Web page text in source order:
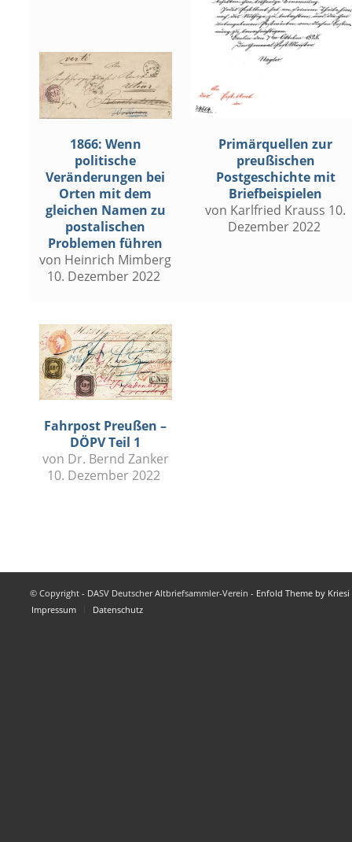
1866: Wenn
politische
Veränderungen bei
Orten mit dem
gleichen Namen zu
postalischen
Problemen führen
von Heinrich Mimberg
10. Dezember 2022
Primärquellen zur
preußischen
Postgeschichte mit
Briefbeispielen
von Karlfried Krauss 10.
Dezember 2022
Fahrpost Preußen –
DÖPV Teil 1
von Dr. Bernd Zanker
10. Dezember 2022
© Copyright - DASV Deutscher Altbriefsammler-Verein - Enfold Theme by Kriesi
Impressum
Datenschutz